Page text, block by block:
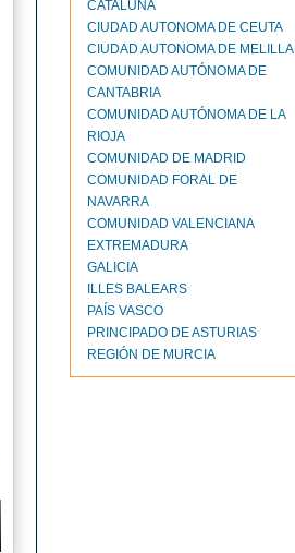
CATALUÑA
CIUDAD AUTONOMA DE CEUTA
CIUDAD AUTONOMA DE MELILLA
COMUNIDAD AUTÓNOMA DE
CANTABRIA
COMUNIDAD AUTÓNOMA DE LA
RIOJA
COMUNIDAD DE MADRID
COMUNIDAD FORAL DE
NAVARRA
COMUNIDAD VALENCIANA
EXTREMADURA
GALICIA
ILLES BALEARS
PAÍS VASCO
PRINCIPADO DE ASTURIAS
REGIÓN DE MURCIA